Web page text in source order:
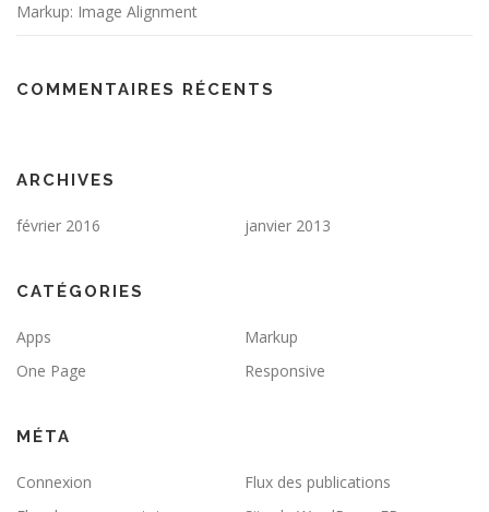
Markup: Image Alignment
COMMENTAIRES RÉCENTS
ARCHIVES
février 2016 janvier 2013
CATÉGORIES
Apps
Markup
One Page
Responsive
MÉTA
Connexion
Flux des publications